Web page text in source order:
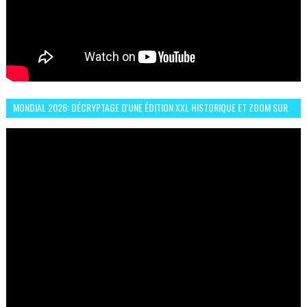
MONDIAL 2026: DÉCRYPTAGE D'UNE ÉDITION XXL HISTORIQUE ET ZOOM SUR